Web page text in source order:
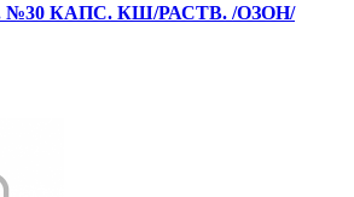
№30 КАПС. КШ/РАСТВ. /ОЗОН/